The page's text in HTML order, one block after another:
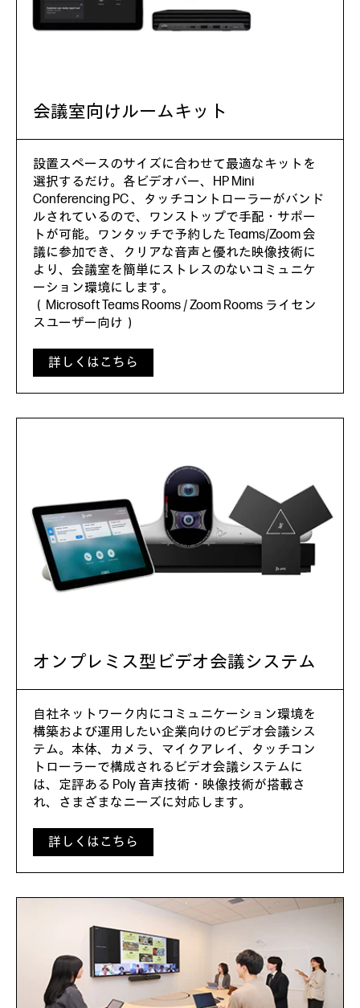
会議室向けルームキット
設置スペースのサイズに合わせて最適なキットを
選択するだけ。各ビデオバー、HP Mini
Conferencing PC 、タッチコントローラーがバンド
ルされているので、ワンストップで手配・サポー
トが可能。ワンタッチで予約した Teams/Zoom 会
議に参加でき、クリアな音声と優れた映像技術に
より、会議室を簡単にストレスのないコミュニケ
ーション環境にします。
（Microsoft Teams Rooms / Zoom Rooms ライセン
スユーザー向け）
詳しくはこちら
オンプレミス型ビデオ会議システム
自社ネットワーク内にコミュニケーション環境を
構築および運用したい企業向けのビデオ会議シス
テム。本体、カメラ、マイクアレイ、タッチコン
トローラーで構成されるビデオ会議システムに
は、定評ある Poly 音声技術・映像技術が搭載さ
れ、さまざまなニーズに対応します。
詳しくはこちら